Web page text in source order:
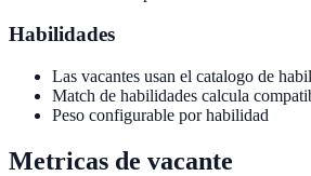
Habilidades
Las vacantes usan el catalogo de
Match de habilidades calcula
Peso configurable por habilidad
Metricas de vacante